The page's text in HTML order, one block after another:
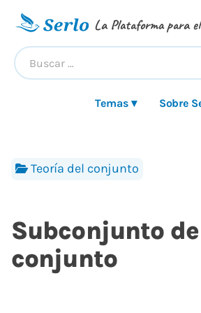
La Plataforma para
Temas ▾ Sobre
Teoría del conjunto
Subconjunto
conjunto